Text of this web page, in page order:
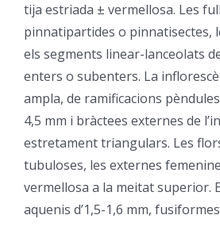
tija estriada ± vermellosa. Les
pinnatipartides o pinnatisectes,
els segments linear-lanceolats
enters o subenters. La
ampla, de ramificacions
4,5 mm i bràctees externes de
estretament triangulars. Les
tubuloses, les externes
vermellosa a la meitat superior.
aquenis d’1,5-1,6 mm,